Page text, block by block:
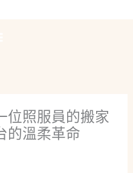
位照服員的搬家
的溫柔革命